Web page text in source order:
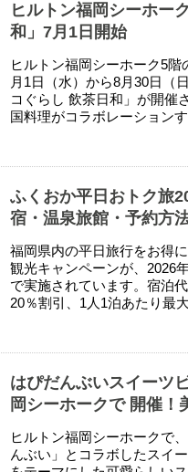
ヒルトン福岡シーホー
和」7月1日開始
ヒルトン福岡シーホーク5
月1日（水）から8月30日（
コぐらし 飲茶日和」が開催
国料理がコラボレーション
ふくおか平日おトク旅
宿・温泉旅館・予約方
福岡県内の平日旅行をお得
観光キャンペーンが、2026
で実施されています。宿泊
20％割引、1人1泊あたり最
はぴだんぶいスイーツ
岡シーホークで 開催！
ヒルトン福岡シーホークで
んぶい」とコラボしたスイ